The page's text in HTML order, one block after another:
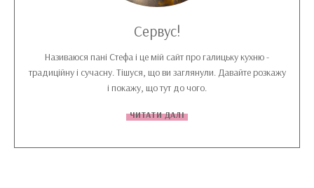
Сервус!
Називаюся пані Стефа і це мій сайт про галицьку кухню -
традиційну і сучасну. Тішуся, що ви заглянули. Давайте розкажу
і покажу, що тут до чого.
ЧИТАТИ ДАЛІ